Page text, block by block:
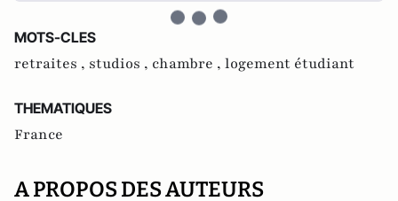
MOTS-CLES
retraites , studios , chambre , logement étudiant
THEMATIQUES
France
A PROPOS DES AUTEURS